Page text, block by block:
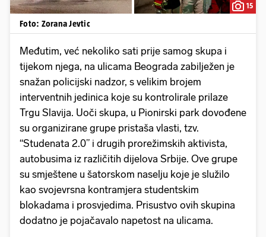
15
Foto: Zorana Jevtic
Međutim, već nekoliko sati prije samog skupa i
tijekom njega, na ulicama Beograda zabilježen je
snažan policijski nadzor, s velikim brojem
interventnih jedinica koje su kontrolirale prilaze
Trgu Slavija. Uoči skupa, u Pionirski park dovođene
su organizirane grupe pristaša vlasti, tzv.
“Studenata 2.0” i drugih prorežimskih aktivista,
autobusima iz različitih dijelova Srbije. Ove grupe
su smještene u šatorskom naselju koje je služilo
kao svojevrsna kontramjera studentskim
blokadama i prosvjedima. Prisustvo ovih skupina
dodatno je pojačavalo napetost na ulicama.